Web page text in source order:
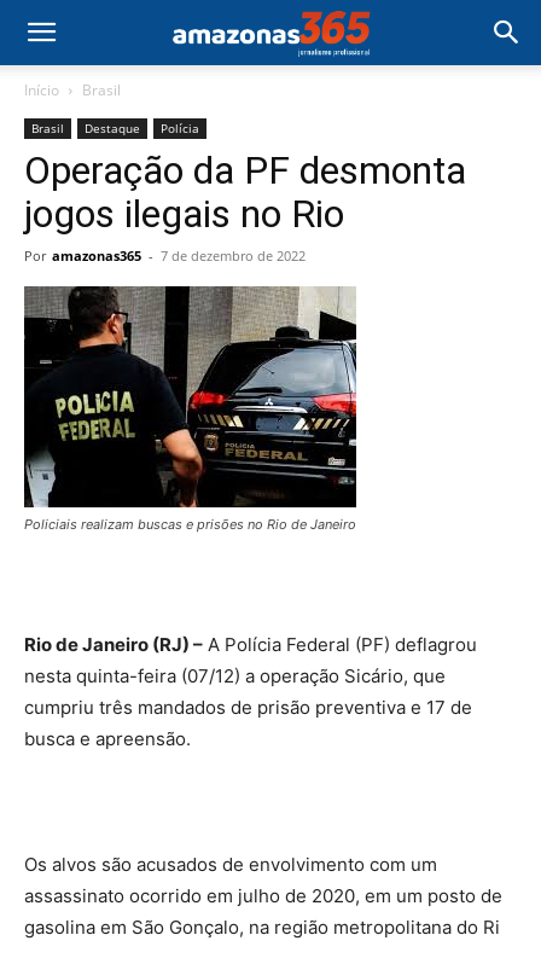
Início Brasil
Brasil Destaque Polícia
Operação da PF desmonta
jogos ilegais no Rio
Por amazonas365 - 7 de dezembro de 2022
Policiais realizam buscas e prisões no Rio de Janeiro
Rio de Janeiro (RJ) – A Polícia Federal (PF) deflagrou
nesta quinta-feira (07/12) a operação Sicário, que
cumpriu três mandados de prisão preventiva e 17 de
busca e apreensão.
Os alvos são acusados de envolvimento com um
assassinato ocorrido em julho de 2020, em um posto de
gasolina em São Gonçalo, na região metropolitana do Ri